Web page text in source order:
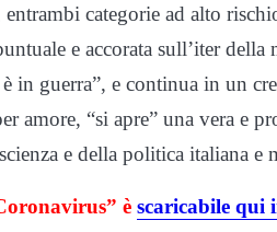
categorie ad alto
e accorata sull’iter della
in guerra”, e continua in un
amore, “si apre” una vera e
e della politica italiana e
è scaricabile qui